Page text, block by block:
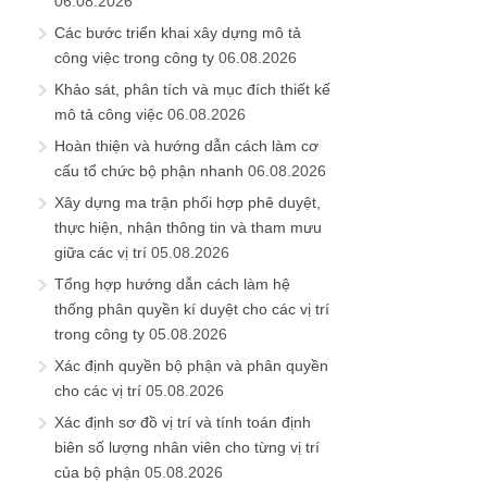
Các bước triển khai xây dựng mô tả
công việc trong công ty 06.08.2026
Khảo sát, phân tích và mục đích thiết kế
mô tả công việc 06.08.2026
Hoàn thiện và hướng dẫn cách làm cơ
cấu tổ chức bộ phận nhanh 06.08.2026
Xây dựng ma trận phối hợp phê duyệt,
thực hiện, nhận thông tin và tham mưu
giữa các vị trí 05.08.2026
Tổng hợp hướng dẫn cách làm hệ
thống phân quyền kí duyệt cho các vị trí
trong công ty 05.08.2026
Xác định quyền bộ phận và phân quyền
cho các vị trí 05.08.2026
Xác định sơ đồ vị trí và tính toán định
biên số lượng nhân viên cho từng vị trí
của bộ phận 05.08.2026